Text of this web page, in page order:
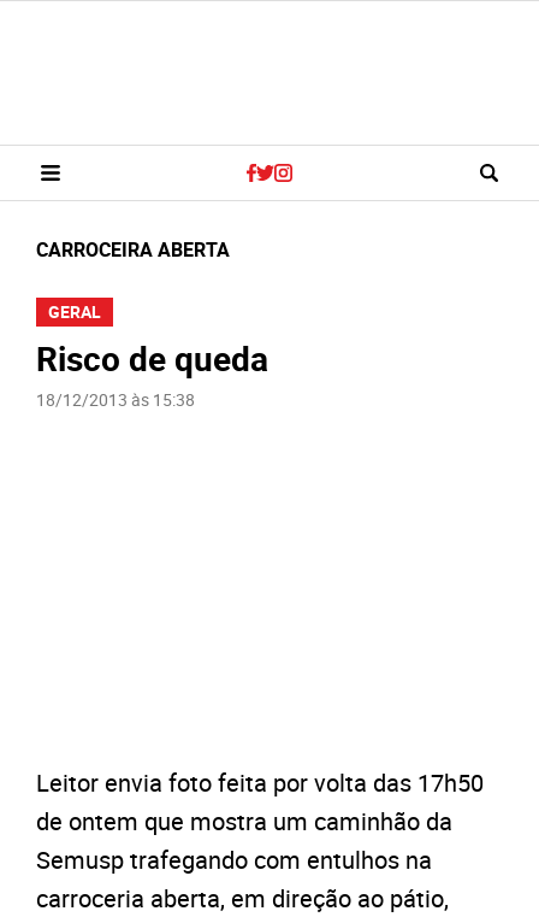
CARROCEIRA ABERTA
GERAL
Risco de queda
18/12/2013 às 15:38
Leitor envia foto feita por volta das 17h50
de ontem que mostra um caminhão da
Semusp trafegando com entulhos na
carroceria aberta, em direção ao pátio,